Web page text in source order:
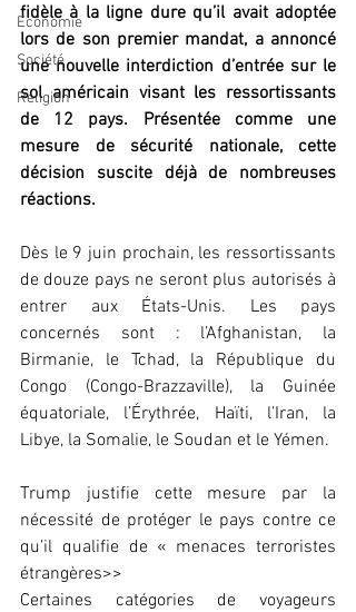
Economie
Société
Religion
fidèle à la ligne dure qu’il avait adoptée
lors de son premier mandat, a annoncé
une nouvelle interdiction d’entrée sur le
sol américain visant les ressortissants
de 12 pays. Présentée comme une
mesure de sécurité nationale, cette
décision suscite déjà de nombreuses
réactions.
Dès le 9 juin prochain, les ressortissants
de douze pays ne seront plus autorisés à
entrer aux États-Unis. Les pays
concernés sont : l’Afghanistan, la
Birmanie, le Tchad, la République du
Congo (Congo-Brazzaville), la Guinée
équatoriale, l’Érythrée, Haïti, l’Iran, la
Libye, la Somalie, le Soudan et le Yémen.
Trump justifie cette mesure par la
nécessité de protéger le pays contre ce
qu’il qualifie de « menaces terroristes
étrangères>>
Certaines catégories de voyageurs